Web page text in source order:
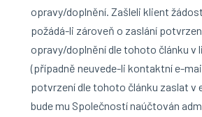
opravy/doplnění. Zašleli klient
požádá-li zároveň o zaslání
opravy/doplnění dle tohoto článku v
(případně neuvede-li kontaktní e-
potvrzení dle tohoto článku zaslat v
bude mu Společností naúčtován